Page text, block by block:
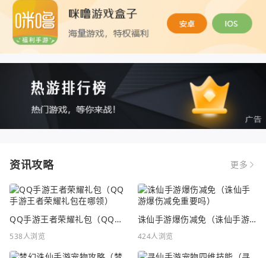
资讯攻略 更多
QQ手游王者荣耀礼包（QQ手游王者荣耀礼包在哪领）
538人浏览
诛仙手游爆伤减免（诛仙手游爆伤减免重要吗）
424人浏览